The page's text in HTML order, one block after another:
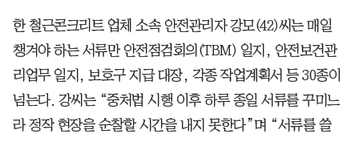
한 철근콘크리트 업체 소속 안전관리자 강모(42)씨는 매일
챙겨야 하는 서류만 안전점검회의(TBM) 일지, 안전보건관
리업무 일지, 보호구 지급 대장, 각종 작업계획서 등 30종이
넘는다. 강씨는 “중처법 시행 이후 하루 종일 서류를 꾸미느
라 정작 현장을 순찰할 시간을 내지 못한다”며 “서류를 쓸